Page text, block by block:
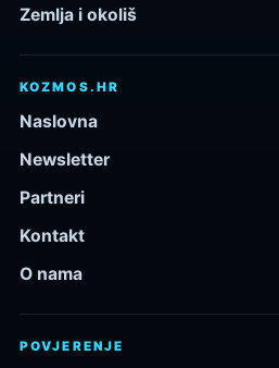
Zemlja i okoliš
KOZMOS.HR
Naslovna
Newsletter
Partneri
Kontakt
O nama
POVJERENJE